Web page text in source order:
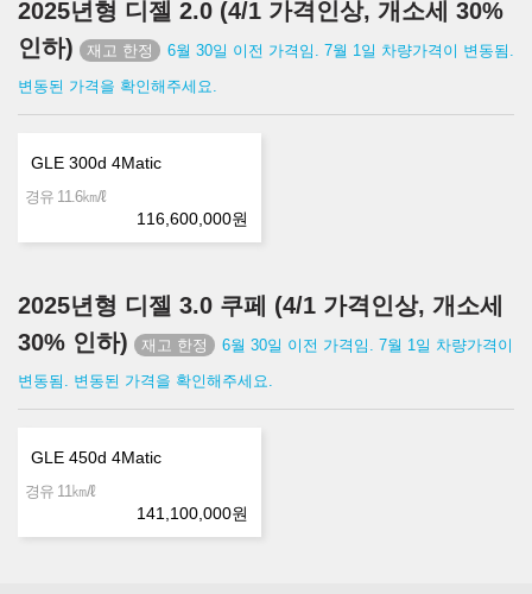
2025년형 디젤 2.0 (4/1 가격인상, 개소세 30%
인하)
6월 30일 이전 가격임. 7월 1일 차량가격이 변동됨.
변동된 가격을 확인해주세요.
GLE 300d 4Matic
경유 11.6㎞/ℓ
116,600,000원
2025년형 디젤 3.0 쿠페 (4/1 가격인상, 개소세
30% 인하)
6월 30일 이전 가격임. 7월 1일 차량가격이
변동됨. 변동된 가격을 확인해주세요.
GLE 450d 4Matic
경유 11㎞/ℓ
141,100,000원